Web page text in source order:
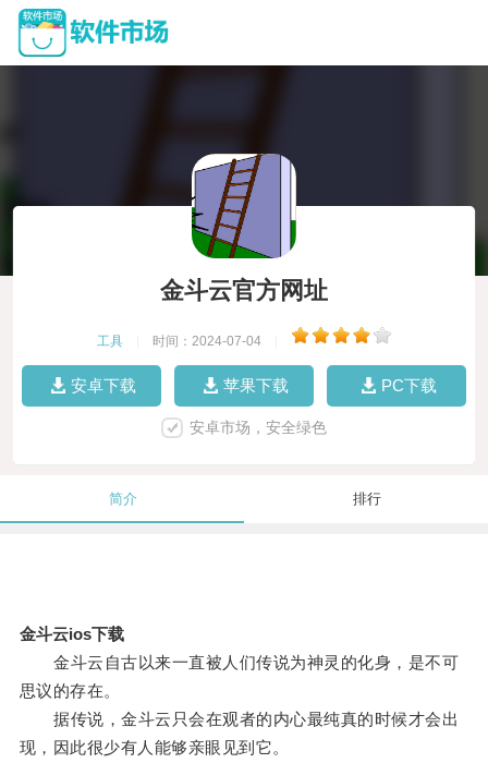
金斗云官方网址
工具 时间：2024-07-04
安卓下载 苹果下载 PC下载
安卓市场，安全绿色
简介 排行
金斗云ios下载
金斗云自古以来一直被人们传说为神灵的化身，是不可
思议的存在。
据传说，金斗云只会在观者的内心最纯真的时候才会出
现，因此很少有人能够亲眼见到它。